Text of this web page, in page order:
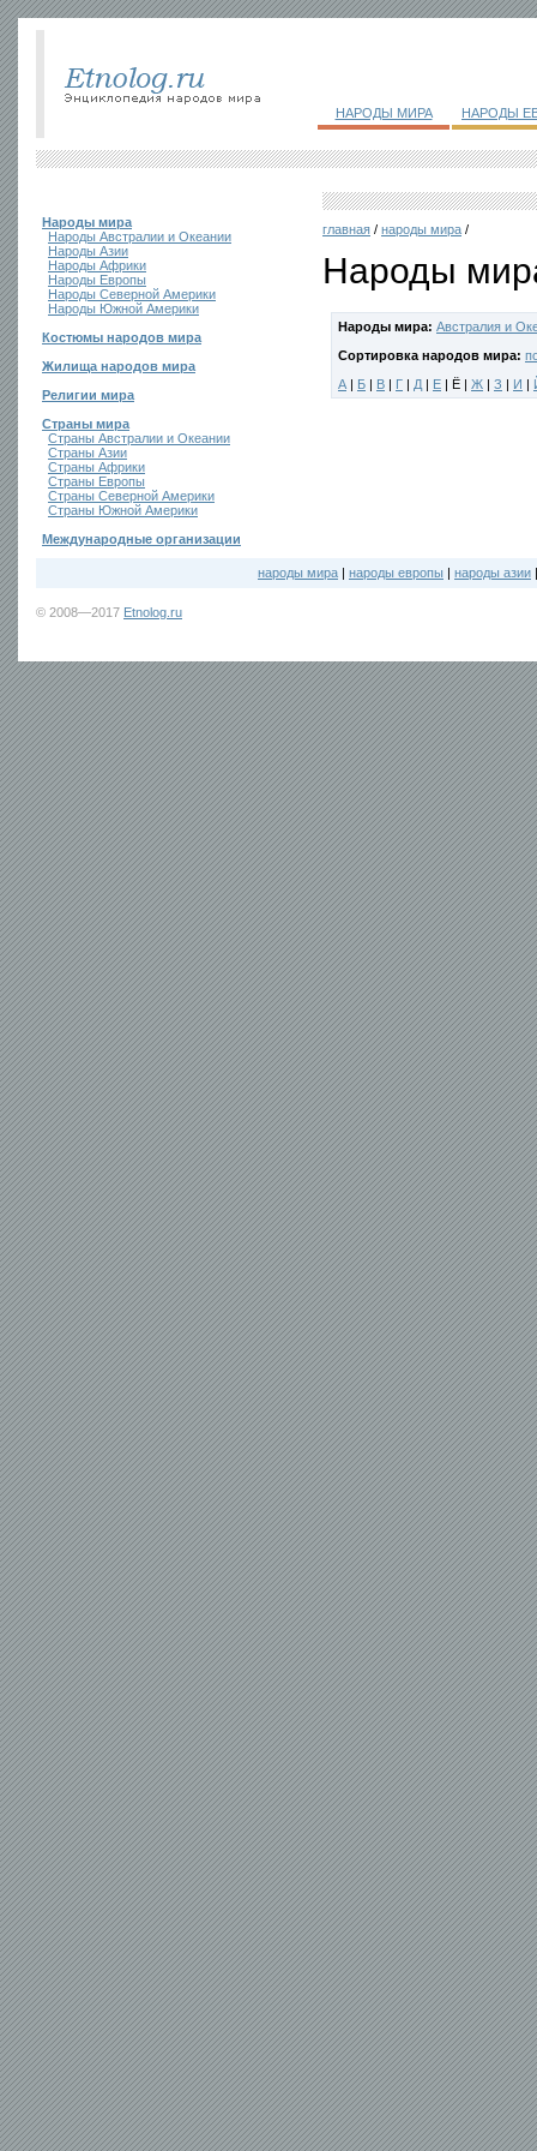
НАРОДЫ МИРА НАРОДЫ
Народы мира
Народы Австралии и Океании
Народы Азии
Народы Африки
Народы Европы
Народы Северной Америки
Народы Южной Америки
Костюмы народов мира
Жилища народов мира
Религии мира
Страны мира
Страны Австралии и Океании
Страны Азии
Страны Африки
Страны Европы
Страны Северной Америки
Страны Южной Америки
Международные организации
главная / народы мира /
Народы
Народы мира: Австралия и
Сортировка народов мира:
А | Б | В | Г | Д | Е | Ё | Ж | З | И |
народы мира | народы европы | народы азии
© 2008—2017 Etnolog.ru